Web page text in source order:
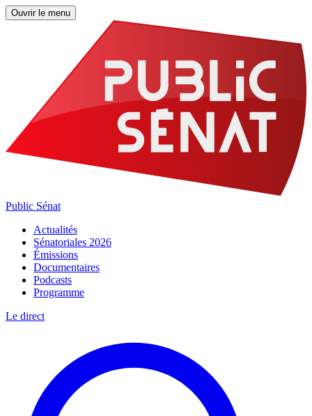
Ouvrir le menu
Public Sénat
Actualités
Sénatoriales 2026
Émissions
Documentaires
Podcasts
Programme
Le direct